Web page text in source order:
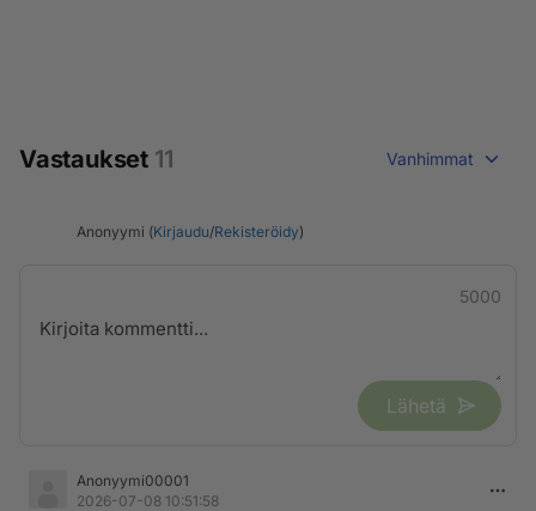
Vastaukset 11 Vanhimmat
Anonyymi (Kirjaudu/Rekisteröidy)
5000
Lähetä
Anonyymi00001
2026-07-08 10:51:58